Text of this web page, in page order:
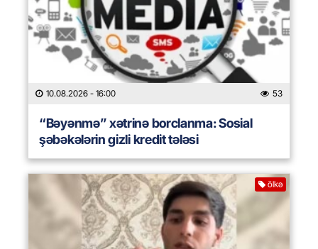
10.08.2026 - 16:00 53
“Bəyənmə” xətrinə borclanma: Sosial
şəbəkələrin gizli kredit tələsi
ölkə